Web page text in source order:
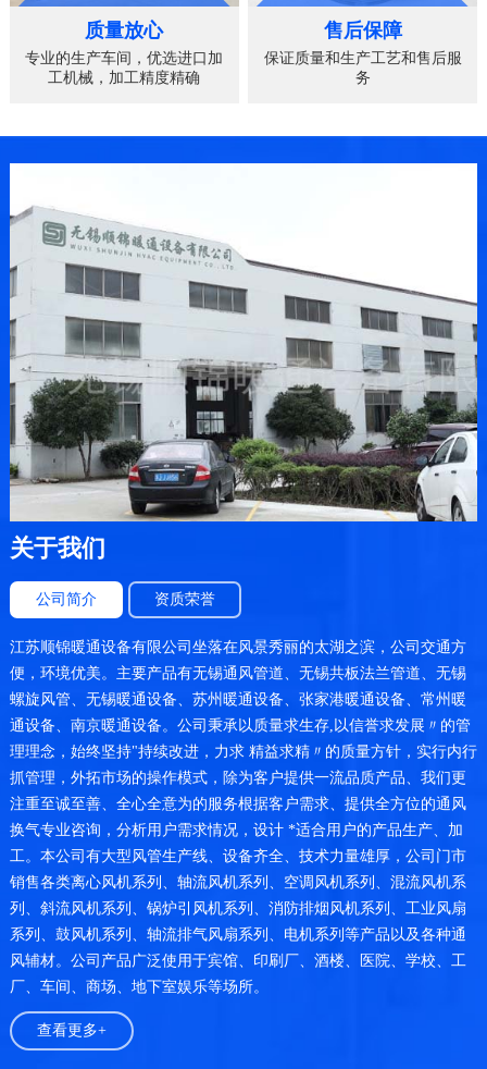
质量放心
专业的生产车间，优选进口加
工机械，加工精度精确
售后保障
保证质量和生产工艺和售后服
务
关于我们
公司简介 资质荣誉
江苏顺锦暖通设备有限公司坐落在风景秀丽的太湖之滨，公司交通方
便，环境优美。主要产品有无锡通风管道、无锡共板法兰管道、无锡
螺旋风管、无锡暖通设备、苏州暖通设备、张家港暖通设备、常州暖
通设备、南京暖通设备。公司秉承以质量求生存,以信誉求发展〃的管
理理念，始终坚持"持续改进，力求 精益求精〃的质量方针，实行内行
抓管理，外拓市场的操作模式，除为客户提供一流品质产品、我们更
注重至诚至善、全心全意为的服务根据客户需求、提供全方位的通风
换气专业咨询，分析用户需求情况，设计 *适合用户的产品生产、加
工。本公司有大型风管生产线、设备齐全、技术力量雄厚，公司门市
销售各类离心风机系列、轴流风机系列、空调风机系列、混流风机系
列、斜流风机系列、锅炉引风机系列、消防排烟风机系列、工业风扇
系列、鼓风机系列、轴流排气风扇系列、电机系列等产品以及各种通
风辅材。公司产品广泛使用于宾馆、印刷厂、酒楼、医院、学校、工
厂、车间、商场、地下室娱乐等场所。
查看更多+